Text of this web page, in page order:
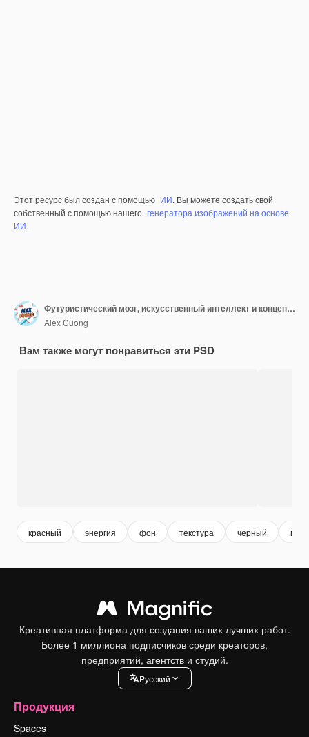
Этот ресурс был создан с помощью ИИ. Вы можете создать свой
собственный с помощью нашего генератора изображений на основе
ИИ.
Футуристический мозг, искусственный интеллект и концепция нейронной сети
Alex Cuong
Вам также могут понравиться эти PSD
красный энергия фон текстура черный
Креативная платформа для создания ваших лучших работ.
Более 1 миллиона подписчиков среди креаторов,
предприятий, агентств и студий.
Pусский
Продукция
Spaces